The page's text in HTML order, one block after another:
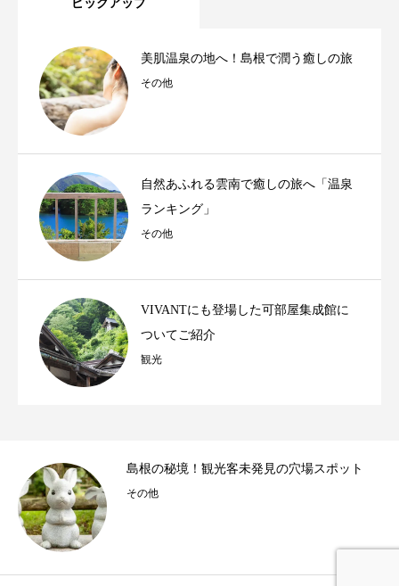
美肌温泉の地へ！島根で潤う癒しの旅
その他
自然あふれる雲南で癒しの旅へ「温泉
ランキング」
その他
VIVANTにも登場した可部屋集成館に
ついてご紹介
観光
島根の秘境！観光客未発見の穴場スポット
その他